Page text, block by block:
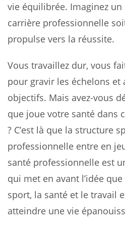
vie équilibrée. Imaginez
carrière professionnelle
propulse vers la réussite.
Vous travaillez dur, vous
pour gravir les échelons et
objectifs. Mais avez-vous
que joue votre santé dans
? C’est là que la structure
professionnelle entre en
santé professionnelle est
qui met en avant l’idée
sport, la santé et le travail
atteindre une vie